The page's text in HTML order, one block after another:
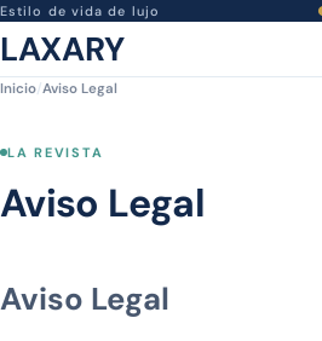
Estilo de vida de lujo
LAXARY
Inicio/Aviso Legal
LA REVISTA
Aviso Legal
Aviso Legal